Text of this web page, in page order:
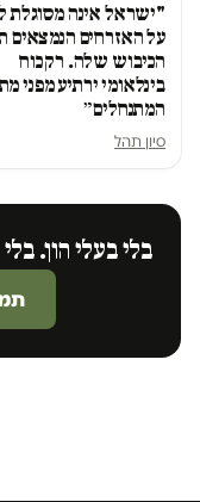
"ישראל אינה מסוגלת
על האזרחים הנמצאים
הכיבוש שלה. רק כוח
בינלאומי ירתיע מפני
המתנחלים״
סיון תהל
בלי בעלי הון.